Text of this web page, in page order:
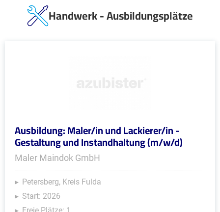
Handwerk - Ausbildungsplätze
Ausbildung: Maler/in und Lackierer/in -
Gestaltung und Instandhaltung (m/w/d)
Maler Maindok GmbH
Petersberg, Kreis Fulda
Start: 2026